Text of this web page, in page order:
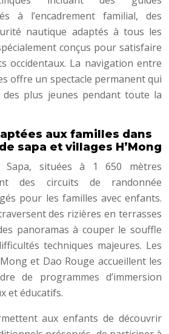
à l’encadrement familial, des
nautique adaptés à tous les
conçus pour satisfaire
occidentaux. La navigation entre
offre un spectacle permanent qui
des plus jeunes pendant toute la
aux familles dans
sapa et villages H’Mong
Sapa, situées à 1 650 mètres
des circuits de randonnée
pour les familles avec enfants.
des rizières en terrasses
panoramas à couper le souffle
techniques majeures. Les
et Dao Rouge accueillent les
de programmes d’immersion
et éducatifs.
aux enfants de découvrir